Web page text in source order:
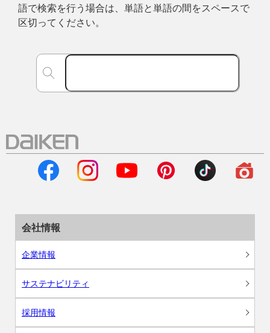
語で検索を行う場合は、単語と単語の間をスペースで
区切ってください。
会社情報
企業情報
サステナビリティ
採用情報